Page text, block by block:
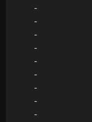
-
-
-
-
-
-
-
-
-